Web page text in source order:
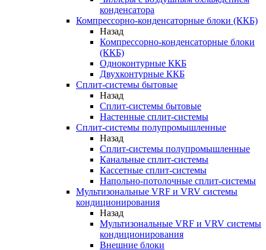
конденсатора
Компрессорно-конденсаторные блоки (ККБ)
Назад
Компрессорно-конденсаторные блоки
(ККБ)
Одноконтурные ККБ
Двухконтурные ККБ
Сплит-системы бытовые
Назад
Сплит-системы бытовые
Настенные сплит-системы
Сплит-системы полупромышленные
Назад
Сплит-системы полупромышленные
Канальные сплит-системы
Кассетные сплит-системы
Напольно-потолочные сплит-системы
Мультизональные VRF и VRV системы
кондиционирования
Назад
Мультизональные VRF и VRV системы
кондиционирования
Внешние блоки